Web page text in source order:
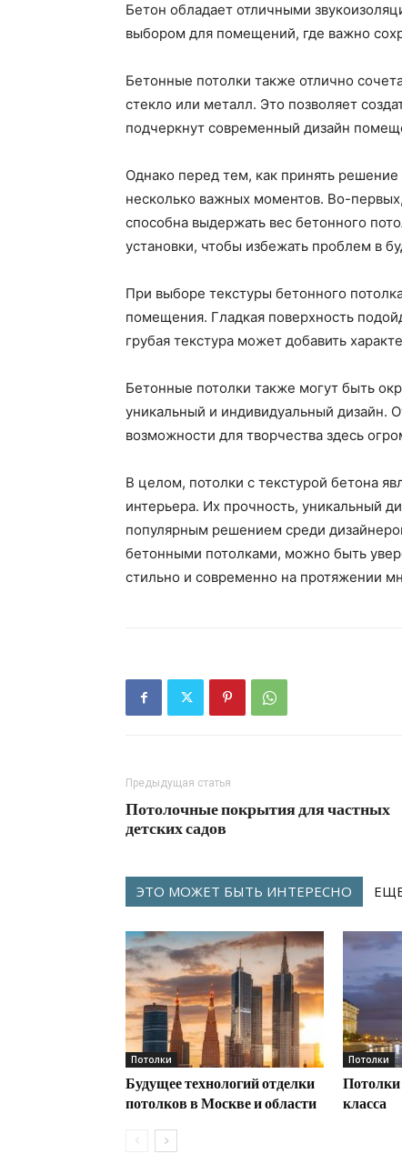
Бетон обладает отличными
выбором для помещений, где важно
Бетонные потолки также отлично
стекло или металл. Это позволяет
подчеркнут современный дизайн
Однако перед тем, как принять решение
несколько важных моментов. Во-
способна выдержать вес бетонного
установки, чтобы избежать проблем в
При выборе текстуры бетонного
помещения. Гладкая поверхность
грубая текстура может добавить
Бетонные потолки также могут быть
уникальный и индивидуальный дизайн.
возможности для творчества здесь
В целом, потолки с текстурой бетона
интерьера. Их прочность, уникальный
популярным решением среди
бетонными потолками, можно быть
стильно и современно на протяжении
Предыдущая статья
Потолочные покрытия для частных
детских садов
ЭТО МОЖЕТ БЫТЬ ИНТЕРЕСНО
Потолки
Будущее технологий отделки
потолков в Москве и области
Потолки
Потолки
класса